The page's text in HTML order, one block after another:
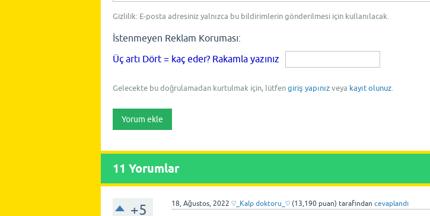
Gizlilik: E-posta adresiniz yalnızca bu bildirimlerin gönderilmesi için kullanılacak.
İstenmeyen Reklam Koruması:
Üç artı Dört = kaç eder? Rakamla yazınız
Gelecekte bu doğrulamadan kurtulmak için, lütfen giriş yapınız veya kayıt olunuz.
11 Yorumlar
+5 18, Ağustos, 2022 ♡_Kalp doktoru_♡ (13,190 puan) tarafından cevaplandı